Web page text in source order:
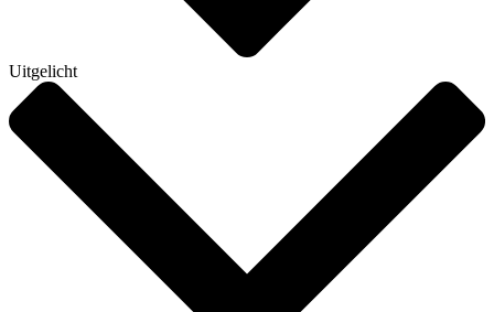
Uitgelicht